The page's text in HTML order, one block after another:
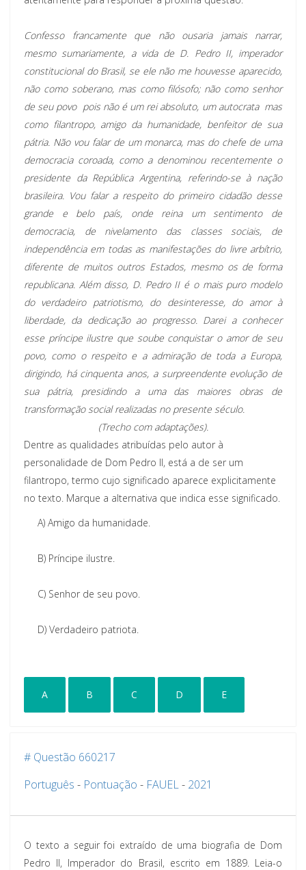
Confesso francamente que não ousaria jamais narrar,
mesmo sumariamente, a vida de D. Pedro II, imperador
constitucional do Brasil, se ele não me houvesse aparecido,
não como soberano, mas como filósofo; não como senhor
de seu povo  pois não é um rei absoluto, um autocrata  mas
como filantropo, amigo da humanidade, benfeitor de sua
pátria. Não vou falar de um monarca, mas do chefe de uma
democracia coroada, como a denominou recentemente o
presidente da República Argentina, referindo-se à nação
brasileira. Vou falar a respeito do primeiro cidadão desse
grande e belo país, onde reina um sentimento de
democracia, de nivelamento das classes sociais, de
independência em todas as manifestações do livre arbítrio,
diferente de muitos outros Estados, mesmo os de forma
republicana. Além disso, D. Pedro II é o mais puro modelo
do verdadeiro patriotismo, do desinteresse, do amor à
liberdade, da dedicação ao progresso. Darei a conhecer
esse príncipe ilustre que soube conquistar o amor de seu
povo, como o respeito e a admiração de toda a Europa,
dirigindo, há cinquenta anos, a surpreendente evolução de
sua pátria, presidindo a uma das maiores obras de
transformação social realizadas no presente século.
(Trecho com adaptações).
Dentre as qualidades atribuídas pelo autor à
personalidade de Dom Pedro II, está a de ser um
filantropo, termo cujo significado aparece explicitamente
no texto. Marque a alternativa que indica esse significado.
A) Amigo da humanidade.
B) Príncipe ilustre.
C) Senhor de seu povo.
D) Verdadeiro patriota.
A B C D E
# Questão 660217
Português - Pontuação - FAUEL- 2021
O texto a seguir foi extraído de uma biografia de Dom
Pedro II, Imperador do Brasil, escrito em 1889. Leia-o